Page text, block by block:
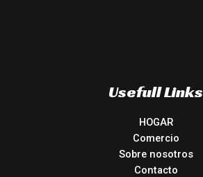
Usefull Links
HOGAR
Comercio
Sobre nosotros
Contacto